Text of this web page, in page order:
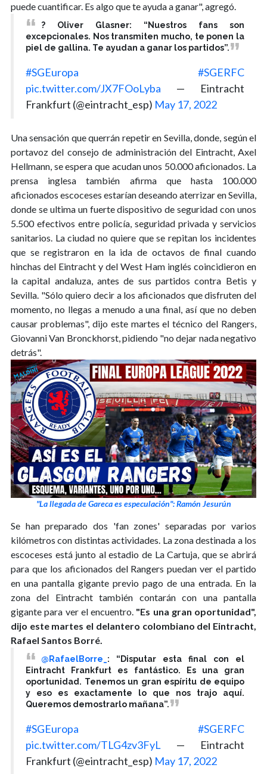
puede cuantificar. Es algo que te ayuda a ganar", agregó.
?️ Oliver Glasner: “Nuestros fans son
excepcionales. Nos transmiten mucho, te ponen la
piel de gallina. Te ayudan a ganar los partidos”.
#SGEuropa
#SGERFC
pic.twitter.com/JX7FOoLyba — Eintracht
Frankfurt (@eintracht_esp) May 17, 2022
Una sensación que querrán repetir en Sevilla, donde, según el
portavoz del consejo de administración del Eintracht, Axel
Hellmann, se espera que acudan unos 50.000 aficionados. La
prensa inglesa también afirma que hasta 100.000
aficionados escoceses estarían deseando aterrizar en Sevilla,
donde se ultima un fuerte dispositivo de seguridad con unos
5.500 efectivos entre policía, seguridad privada y servicios
sanitarios. La ciudad no quiere que se repitan los incidentes
que se registraron en la ida de octavos de final cuando
hinchas del Eintracht y del West Ham inglés coincidieron en
la capital andaluza, antes de sus partidos contra Betis y
Sevilla. "Sólo quiero decir a los aficionados que disfruten del
momento, no llegas a menudo a una final, así que no deben
causar problemas", dijo este martes el técnico del Rangers,
Giovanni Van Bronckhorst, pidiendo "no dejar nada negativo
detrás".
"La llegada de Gareca es especulación": Ramón Jesurún
Se han preparado dos 'fan zones' separadas por varios
kilómetros con distintas actividades. La zona destinada a los
escoceses está junto al estadio de La Cartuja, que se abrirá
para que los aficionados del Rangers puedan ver el partido
en una pantalla gigante previo pago de una entrada. En la
zona del Eintracht también contarán con una pantalla
gigante para ver el encuentro. "Es una gran oportunidad",
dijo este martes el delantero colombiano del Eintracht,
Rafael Santos Borré.
@RafaelBorre_ : “Disputar esta final con el
Eintracht Frankfurt es fantástico. Es una gran
oportunidad. Tenemos un gran espíritu de equipo
y eso es exactamente lo que nos trajo aquí.
Queremos demostrarlo mañana”.
#SGEuropa
#SGERFC
pic.twitter.com/TLG4zv3FyL — Eintracht
Frankfurt (@eintracht_esp) May 17, 2022